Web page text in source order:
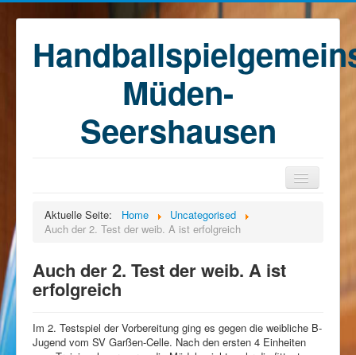
Müden-
Seershausen
Teams
Kontakt
Sponsoren
Aktuelle Seite: Home
Uncategorised
Auch der 2. Test der weib. A ist erfolgreich
Auch der 2. Test der weib. A ist
erfolgreich
Im 2. Testspiel der Vorbereitung ging es gegen die weibliche B-
Jugend vom SV Garßen-Celle. Nach den ersten 4 Einheiten